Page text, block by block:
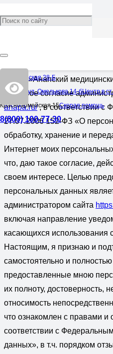
Черноморская 28-Б
Центр по ул. Омелькова 14-бЦентр в
Красноармейская 15Скорая помощь
8(800) 100-77-30
ООО «»Анапский
даю свое согласие
anapa.ru/, в соответствии с
27.07.2006 152-ФЗ «О
обработку, хранение и
Интернет моих
что, даю такое согласие,
своем интересе. Целью
персональных данных
администратором сайта
включая направление
касающихся использования
Настоящим, я признаю и
самостоятельно и полностью
предоставленные мною
их полноту, достоверность,
относимость
что ознакомлен с правами и
соответствии с
данных», в т.ч. порядком